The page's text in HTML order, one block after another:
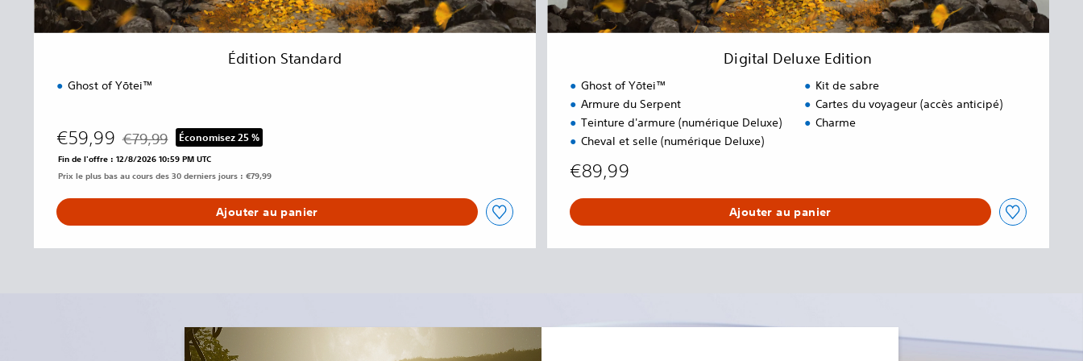
Édition Standard
Ghost of Yōtei™
€59,99 Remise par rapport au prix d'origine de €79,99
€79,99 Économisez 25 %
Fin de l'offre : 12/8/2026 10:59 PM UTC
Prix le plus bas au cours des 30 derniers jours : €79,99
Ajouter au panier
i
t
Digital Deluxe Edition
Ghost of Yōtei™
Armure du Serpent
Teinture d'armure (numérique Deluxe)
Cheval et selle (numérique Deluxe)
Kit de sabre
Cartes du voyageur (accès anticipé)
Charme
€89,99
Ajouter au panier